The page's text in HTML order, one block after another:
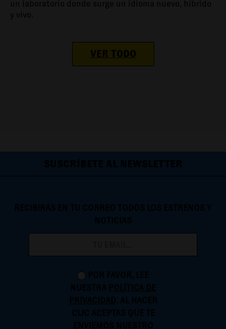
un laboratorio donde surge un idioma nuevo, híbrido
y vivo.
VER TODO